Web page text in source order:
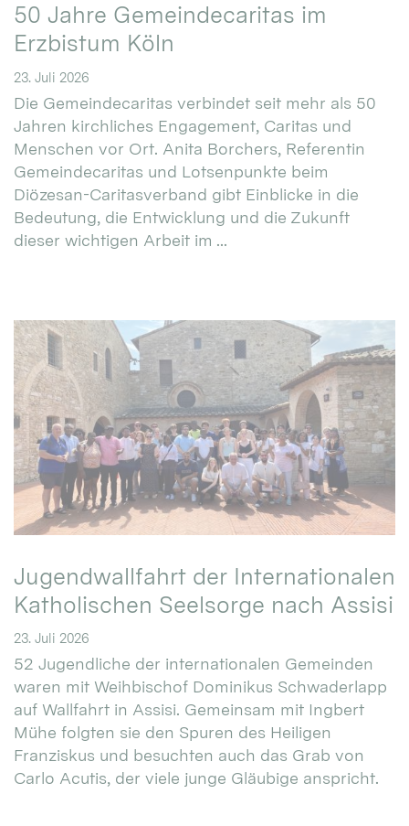
50 Jahre Gemeindecaritas im
Erzbistum Köln
23. Juli 2026
Die Gemeindecaritas verbindet seit mehr als 50
Jahren kirchliches Engagement, Caritas und
Menschen vor Ort. Anita Borchers, Referentin
Gemeindecaritas und Lotsenpunkte beim
Diözesan-Caritasverband gibt Einblicke in die
Bedeutung, die Entwicklung und die Zukunft
dieser wichtigen Arbeit im ...
Jugendwallfahrt der Internationalen
Katholischen Seelsorge nach Assisi
23. Juli 2026
52 Jugendliche der internationalen Gemeinden
waren mit Weihbischof Dominikus Schwaderlapp
auf Wallfahrt in Assisi. Gemeinsam mit Ingbert
Mühe folgten sie den Spuren des Heiligen
Franziskus und besuchten auch das Grab von
Carlo Acutis, der viele junge Gläubige anspricht.